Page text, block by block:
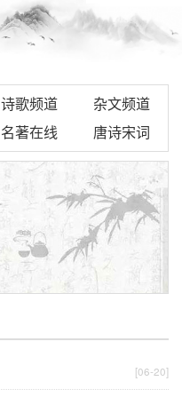
诗歌频道
杂文频道
名著在线 唐诗宋词
[06-20]